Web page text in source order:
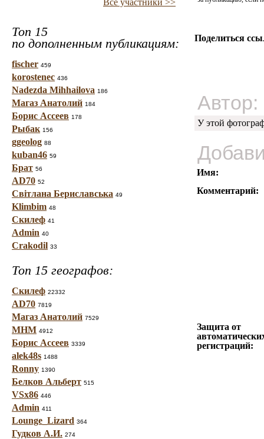
Все участники >>
Топ 15
по дополненным публикациям:
fischer 459
korostenec 436
Nadezda Mihhailova 186
Магаз Анатолий 184
Борис Ассеев 178
Рыбак 156
ggeolog 88
kuban46 59
Брат 56
AD70 52
Світлана Бериславська 49
Klimbim 48
Скилеф 41
Admin 40
Crakodil 33
Топ 15 географов:
Скилеф 22332
AD70 7819
Магаз Анатолий 7529
МНМ 4912
Борис Ассеев 3339
alek48s 1488
Ronny 1390
Белков Альберт 515
VSx86 446
Admin 411
Lounge_Lizard 364
Гудков А.И. 274
Поделиться
Автор:
У этой
Имя:
Комментарий:
Защита от
регистраций: